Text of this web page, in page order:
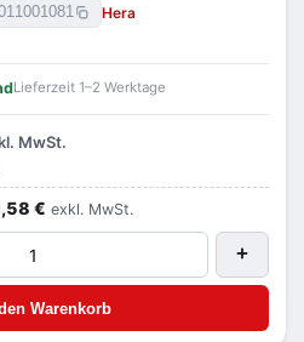
Hera
Lieferzeit 1–2 Werktage
MwSt.
€ exkl. MwSt.
+
Warenkorb